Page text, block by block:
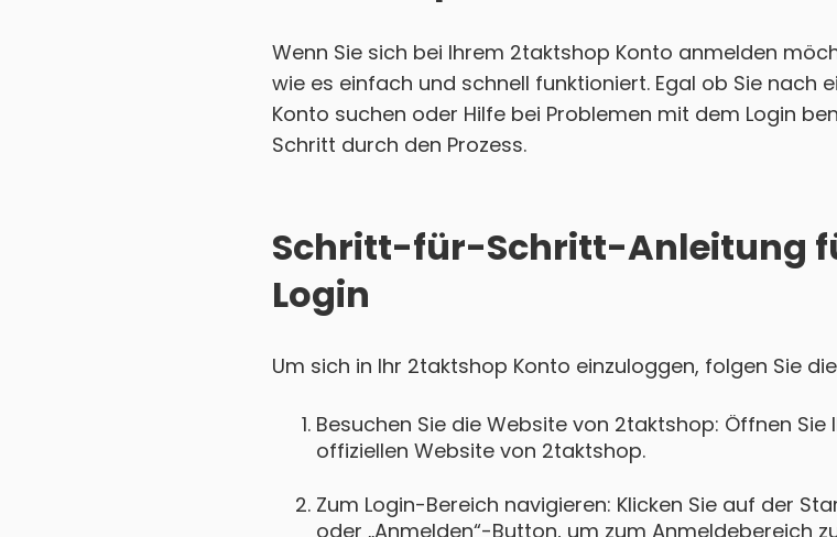
Wenn Sie sich bei Ihrem 2taktshop Konto anmelden
wie es einfach und schnell funktioniert. Egal ob Sie nach
Konto suchen oder Hilfe bei Problemen mit dem Login
Schritt durch den Prozess.
Schritt-für-Schritt-Anleitung
Login
Um sich in Ihr 2taktshop Konto einzuloggen, folgen Sie
Besuchen Sie die Website von 2taktshop: Öffnen
offiziellen Website von 2taktshop.
Zum Login-Bereich navigieren: Klicken Sie auf der
oder „Anmelden“-Button, um zum Anmeldebereich